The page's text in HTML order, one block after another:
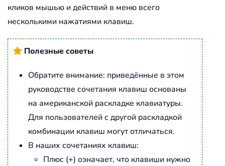
кликов мышью и действий в меню всего
несколькими нажатиями клавиш.
Полезные советы
Обратите внимание: приведённые в этом
руководстве сочетания клавиш основаны
на американской раскладке клавиатуры.
Для пользователей с другой раскладкой
комбинации клавиш могут отличаться.
В наших сочетаниях клавиш:
Плюс (+) означает, что клавиши нужно